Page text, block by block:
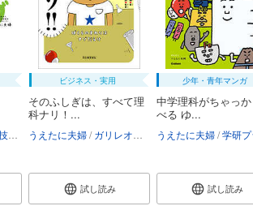
うえたに夫婦
ビジネス・実用
そのふしぎは、すべて理
科ナリ！...
うえたに夫婦 ガリレオ工房
試し読み
少年・青年マンガ
中学理科がちゃっ
べる ゆ...
うえたに夫婦 学研
試し読み